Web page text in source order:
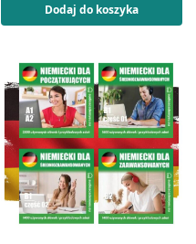
Dodaj do koszyka